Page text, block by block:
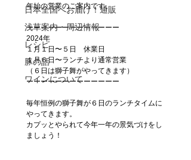
日本全国へお届け！通販
浅草案内・周辺情報
レシピ
豚の話
ワインについて
年始の営業のご案内です。
ーーーーーーーーーーーーー
2024年
１月１日〜５日　休業日
１月６日〜ランチより通常営業
（６日は獅子舞がやってきます）
ーーーーーーーーーーーーー
毎年恒例の獅子舞が６日のランチタイムに
やってきます。
カプッとやられて今年一年の景気づけをし
ましょう！